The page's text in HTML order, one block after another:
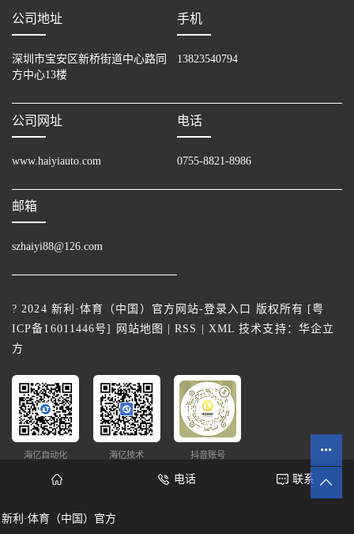
公司地址
深圳市宝安区新桥街道中心路同
方中心13楼
手机
13823540794
公司网址
www.haiyiauto.com
电话
0755-8821-8986
邮箱
szhaiyi88@126.com
? 2024 新利·体育（中国）官方网站-登录入口 版权所有 [粤
ICP备16011446号] 网站地图 |RSS XML 技术支持： 华企立
方
海亿自动化 海亿技术 抖音账号
新利·体育（中国）官方
电话 联系